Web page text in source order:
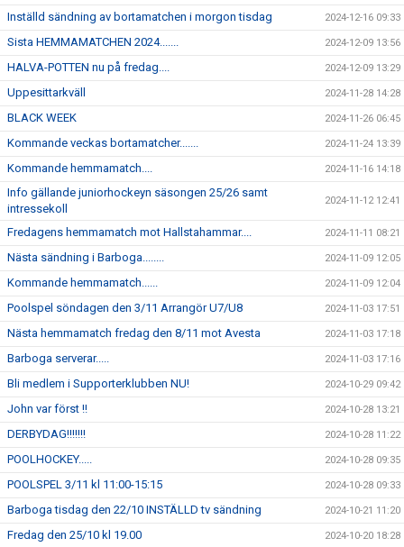
Inställd sändning av bortamatchen i morgon tisdag 2024-12-16 09:33
Sista HEMMAMATCHEN 2024....... 2024-12-09 13:56
HALVA-POTTEN nu på fredag.... 2024-12-09 13:29
Uppesittarkväll 2024-11-28 14:28
BLACK WEEK 2024-11-26 06:45
Kommande veckas bortamatcher....... 2024-11-24 13:39
Kommande hemmamatch.... 2024-11-16 14:18
Info gällande juniorhockeyn säsongen 25/26 samt
intressekoll
2024-11-12 12:41
Fredagens hemmamatch mot Hallstahammar.... 2024-11-11 08:21
Nästa sändning i Barboga........ 2024-11-09 12:05
Kommande hemmamatch...... 2024-11-09 12:04
Poolspel söndagen den 3/11 Arrangör U7/U8 2024-11-03 17:51
Nästa hemmamatch fredag den 8/11 mot Avesta 2024-11-03 17:18
Barboga serverar..... 2024-11-03 17:16
Bli medlem i Supporterklubben NU! 2024-10-29 09:42
John var först !! 2024-10-28 13:21
DERBYDAG!!!!!!! 2024-10-28 11:22
POOLHOCKEY..... 2024-10-28 09:35
POOLSPEL 3/11 kl 11:00-15:15 2024-10-28 09:33
Barboga tisdag den 22/10 INSTÄLLD tv sändning 2024-10-21 11:20
Fredag den 25/10 kl 19.00 2024-10-20 18:28